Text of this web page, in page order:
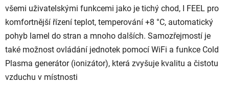
všemi uživatelskými funkcemi jako je tichý chod, I FEEL pro
komfortnější řízení teplot, temperování +8 °C, automatický
pohyb lamel do stran a mnoho dalších. Samozřejmostí je
také možnost ovládání jednotek pomocí WiFi a funkce Cold
Plasma generátor (ionizátor), která zvyšuje kvalitu a čistotu
vzduchu v místnosti